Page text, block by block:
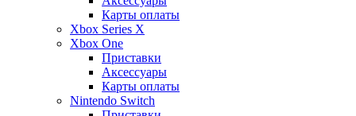
Карты оплаты
Xbox Series X
Xbox One
Приставки
Аксессуары
Карты оплаты
Nintendo Switch